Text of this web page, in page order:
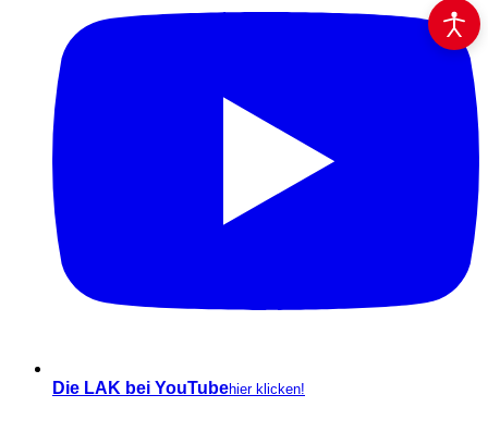
Die LAK bei YouTubehier klicken!